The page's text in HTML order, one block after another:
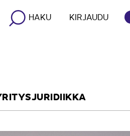
HAKU KIRJAUDU